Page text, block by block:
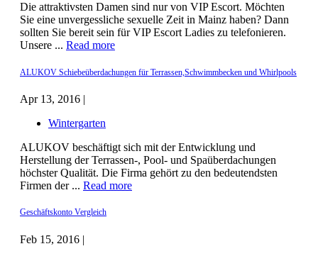
Die attraktivsten Damen sind nur von VIP Escort. Möchten
Sie eine unvergessliche sexuelle Zeit in Mainz haben? Dann
sollten Sie bereit sein für VIP Escort Ladies zu telefonieren.
Unsere ... Read more
ALUKOV Schiebeüberdachungen für Terrassen,Schwimmbecken und Whirlpools
Apr 13, 2016 |
Wintergarten
ALUKOV beschäftigt sich mit der Entwicklung und
Herstellung der Terrassen-, Pool- und Spaüberdachungen
höchster Qualität. Die Firma gehört zu den bedeutendsten
Firmen der ... Read more
Geschäftskonto Vergleich
Feb 15, 2016 |